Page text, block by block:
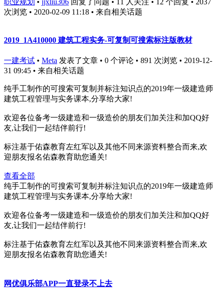
次浏览 • 2020-02-09 11:18 • 来自相关话题
2019_1A410000 建筑工程实务-可复制可搜索标注版教材
一建考试 • Meta 发表了文章 • 0 个评论 • 891 次浏览 • 2019-12-
31 09:45 • 来自相关话题
纯手工制作的可搜索可复制并标注知识点的2019年一级建造师
建筑工程管理与实务课本,分享给大家!
欢迎各位备考一级建造和一级造价的朋友们加关注和加QQ好
友,让我们一起结伴前行!
标注基于佑森教育左红军以及其他不同来源资料整合而来,欢
迎朋友报名佑森教育助您通关!
查看全部
纯手工制作的可搜索可复制并标注知识点的2019年一级建造师
建筑工程管理与实务课本,分享给大家!
欢迎各位备考一级建造和一级造价的朋友们加关注和加QQ好
友,让我们一起结伴前行!
标注基于佑森教育左红军以及其他不同来源资料整合而来,欢
迎朋友报名佑森教育助您通关!
网优俱乐部APP一直登录不上去